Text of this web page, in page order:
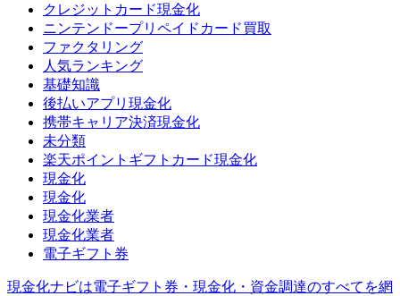
クレジットカード現金化
ニンテンドープリペイドカード買取
ファクタリング
人気ランキング
基礎知識
後払いアプリ現金化
携帯キャリア決済現金化
未分類
楽天ポイントギフトカード現金化
現金化
現金化
現金化業者
現金化業者
電子ギフト券
現金化ナビは電子ギフト券・現金化・資金調達のすべてを網